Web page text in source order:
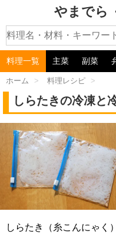
やまでら
料理一覧 主菜 副菜
ホーム > 料理レシピ >
しらたきの冷凍と
しらたき（糸こんにゃく